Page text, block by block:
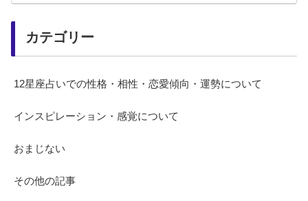
カテゴリー
12星座占いでの性格・相性・恋愛傾向・運勢について
インスピレーション・感覚について
おまじない
その他の記事